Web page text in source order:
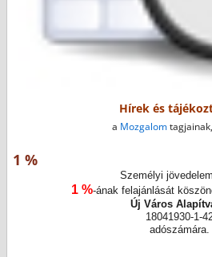
Hírek és
a Mozgalomtagjainak,
1 %
Személyi
1 %-ának felajánlását
Új Város
18041930-1-
adószámára.